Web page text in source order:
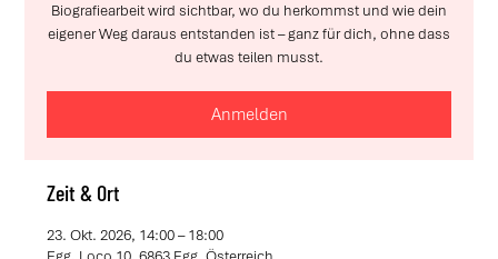
Biografiearbeit wird sichtbar, wo du herkommst und wie dein
eigener Weg daraus entstanden ist – ganz für dich, ohne dass
du etwas teilen musst.
Anmelden
Zeit & Ort
23. Okt. 2026, 14:00 – 18:00